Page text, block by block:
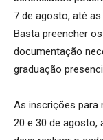
7 de agosto, até
Basta preencher
documentação
graduação
As inscrições para
20 e 30 de agosto,